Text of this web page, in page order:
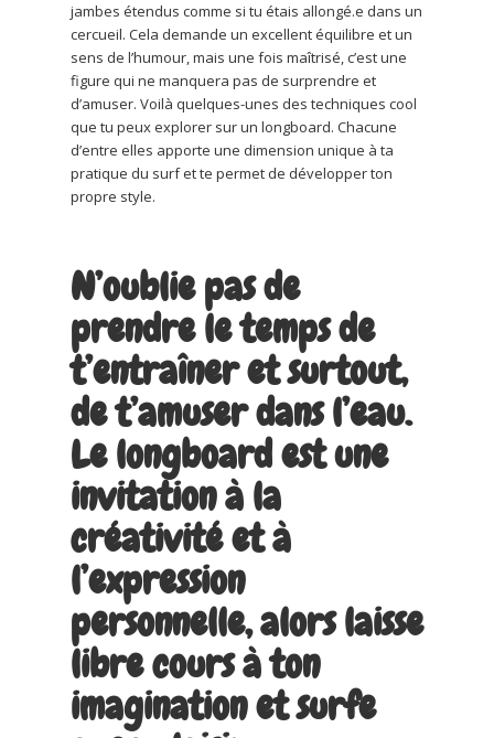
jambes étendus comme si tu étais allongé.e dans un
cercueil. Cela demande un excellent équilibre et un
sens de l’humour, mais une fois maîtrisé, c’est une
figure qui ne manquera pas de surprendre et
d’amuser. Voilà quelques-unes des techniques cool
que tu peux explorer sur un longboard. Chacune
d’entre elles apporte une dimension unique à ta
pratique du surf et te permet de développer ton
propre style.
N’oublie pas de
prendre le temps de
t’entraîner et surtout,
de t’amuser dans l’eau.
Le longboard est une
invitation à la
créativité et à
l’expression
personnelle, alors laisse
libre cours à ton
imagination et surfe